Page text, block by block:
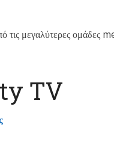
τις μεγαλύτερες ομάδες
TV